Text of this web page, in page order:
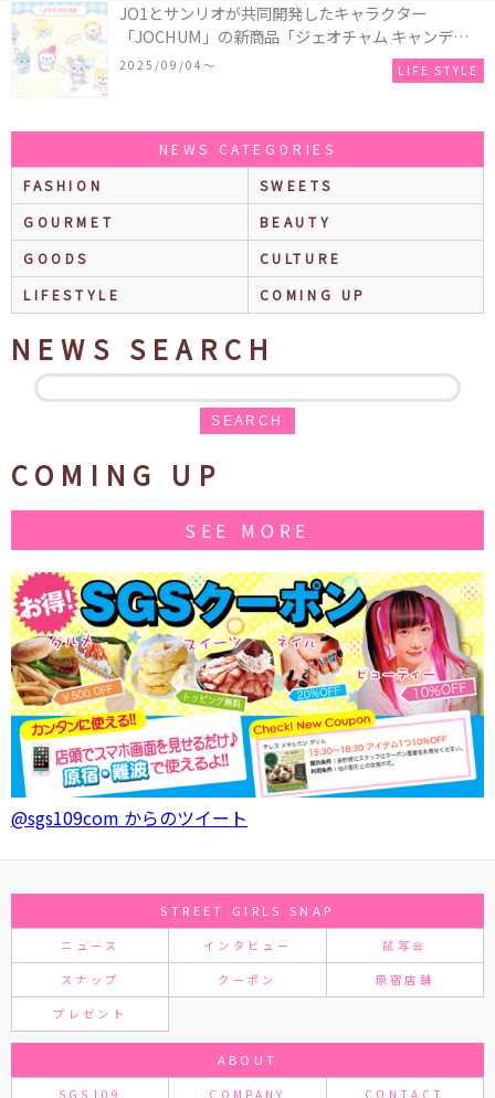
JO1とサンリオが共同開発したキャラクター
「JOCHUM」の新商品「ジェオチャム キャンディデ
ザインシリーズ」が発売！一部店舗限定で特別装飾
2025/09/04〜 LIFE STYLE
NEWS CATEGORIES
FASHION
SWEETS
GOURMET
BEAUTY
GOODS
CULTURE
LIFESTYLE
COMING UP
NEWS SEARCH
SEARCH
COMING UP
SEE MORE
@sgs109com からのツイート
STREET GIRLS SNAP
ニュース インタビュー 試写会
スナップ クーポン 原宿店舗
プレゼント
ABOUT
SGS109 COMPANY CONTACT